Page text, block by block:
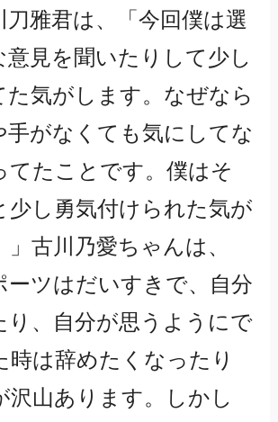
刀雅君は、「今回僕は選
意見を聞いたりして少し
た気がします。なぜなら
手がなくても気にしてな
てたことです。僕はそ
少し勇気付けられた気が
」古川乃愛ちゃんは、
ーツはだいすきで、自分
り、自分が思うようにで
時は辞めたくなったり
沢山あります。しかし